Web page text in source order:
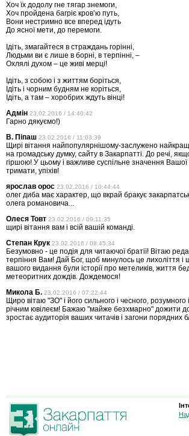
Хоч їх додолу гне тягар знемоги,
Хоч пройдена багріє кров’ю путь,
Вони нестримно все вперед ідуть
До ясної мети, до перемоги.
Ідіть, змагайтеся в страждань горінні,
Людьми ви є лише в борні, в терпінні, –
Охлялі духом – це живі мерці!
Ідіть, з собою і з життям боріться,
Ідіть і чорним будням не коріться,
Ідіть, а там – хоробрих ждуть вінці!
Адмін 23.02.2016 / 14:40:42
Гарно дякуємо!)
В. Піпаш 23.02.2016 / 11:03:39
Щирі вітання найпопулярнішому-заслужено
на громадську думку, сайту в Закарпатті. До речі,
гіршою! У цьому і важливе суспільне значення
тримати, упіхів!
ярослав орос 23.02.2016 / 10:44:44
олег диба має характер, що вкрай бракує
олега романовича...
Олеся Товт 23.02.2016 / 09:11:35
щирі вітання вам і всій вашій команді.
Степан Крук 23.02.2016 / 08:45:34
Безумовно - це подія для читаючої братії! Вітаю
терпіння Вам! Дай Бог, щоб минулось це лихоліття
вашого видання були історії про метеликів, життя
метеоритних дождів. Дождемося!
Микола Б. 23.02.2016 / 07:22:44
Щиро вітаю "ЗО" і його сильного і чесного,
річним ювілеєм! Бажаю "майже безхмарно" дожити
зростає аудиторія ваших читачів і загони порядних